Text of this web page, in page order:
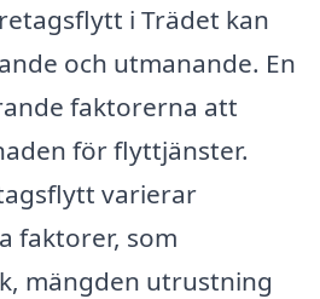
i Trädet kan
och utmanande. En
faktorerna att
för flyttjänster.
varierar
faktorer, som
mängden utrustning